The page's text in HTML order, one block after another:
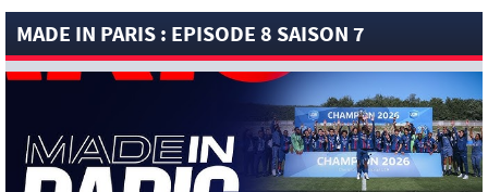
[News-Pros]Rumeur : Le PSG aurait lancé un ultimatum
4 AOÛT 2026
Mercato : Khalil Ayari prêté à Dunkerque
(Officiel)
[News-Anciens]Leverkusen : un retour de Diaby envisagé
MADE IN PARIS : EPISODE 8 SAISON 7